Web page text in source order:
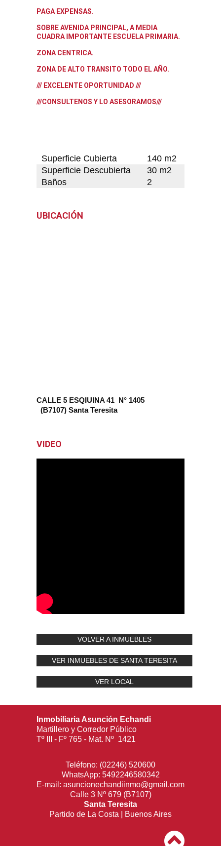
PAGA EXPENSAS.
SOBRE AVENIDA PRINCIPAL, A MEDIA
CUADRA IMPORTANTE ESCUELA PRIMARIA.
ZONA CENTRICA.
ZONA DE ALTO TRANSITO TODO EL AÑO.
/// EXCELENTE OPORTUNIDAD ///
///CONSULTENOS Y LO ASESORAMOS///
Superficie Cubierta
140 m2
Superficie Descubierta
30 m2
Baños
2
UBICACIÓN
CALLE 5 ESQIUINA 41 N° 1405
(B7107) Santa Teresita
VIDEO
VOLVER A INMUEBLES
VER INMUEBLES DE SANTA TERESITA
VER LOCAL
Inmobiliaria Asunción Echandi
Martillero y Corredor Público
Tº III - Fº 765 - Mat. Nº 1421
Teléfono: (02246) 520600
WhatsApp: 5492246580342
E-mail: asuncionechandiinmo@gmail.com
Calle 3 Nº 679 (B7107)
Santa Teresita
Partido de La Costa | Buenos Aires